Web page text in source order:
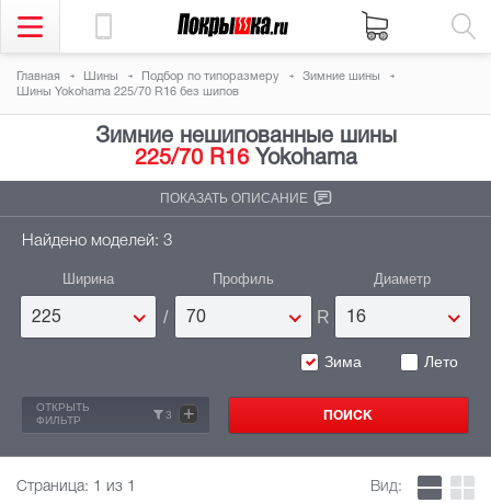
Главная Шины Подбор по типоразмеру
Зимние шины
Шины Yokohama 225/70 R16 без шипов
Зимние нешипованные шины
225/70 R16Yokohama
ПОКАЗАТЬ ОПИСАНИЕ
Найдено моделей: 3
Ширина
225 /
Профиль
70 R
Диаметр
16
Зима Лето
ОТКРЫТЬ
ФИЛЬТР
3 +
Страница: 1 из 1 Вид: